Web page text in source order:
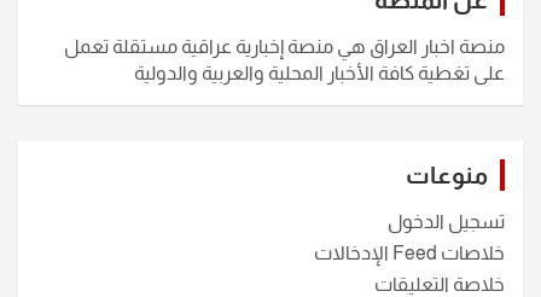
منصة اخبار العراق هي منصة إخبارية عراقية مستقلة تعمل
على تغطية كافة الأخبار المحلية والعربية والدولية
منوعات
تسجيل الدخول
خلاصات Feed الإدخالات
خلاصة التعليقات